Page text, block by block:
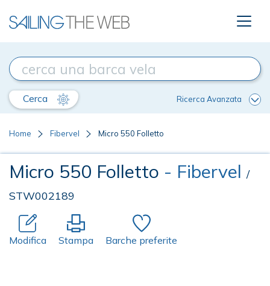
Cerca Ricerca Avanzata
Home Fibervel Micro 550 Folletto
Micro 550 Folletto - Fibervel /
STW002189
Modifica Stampa Barche preferite